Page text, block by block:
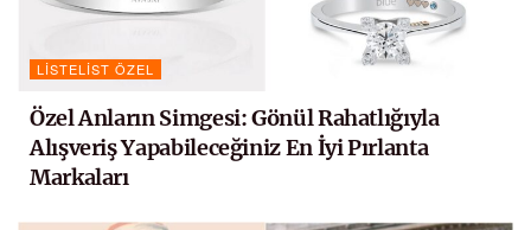
LISTELIST ÖZEL
Özel Anların Simgesi: Gönül Rahatlığıyla
Alışveriş Yapabileceğiniz En İyi Pırlanta
Markaları